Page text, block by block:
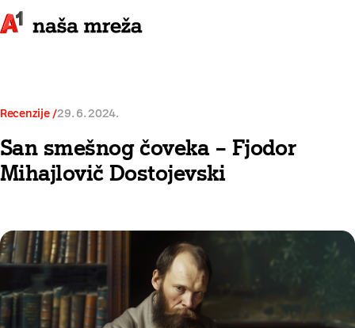
Recenzije 29. 6. 2024.
San smešnog čoveka – Fjodor
Mihajlovič Dostojevski